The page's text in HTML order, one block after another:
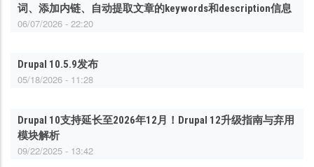
词、添加内链、自动提取文章的keywords和description信息
06/07/2026 - 22:20
Drupal 10.5.9发布
05/18/2026 - 11:28
Drupal 10支持延长至2026年12月！Drupal 12升级指南与弃用
模块解析
09/22/2025 - 13:42